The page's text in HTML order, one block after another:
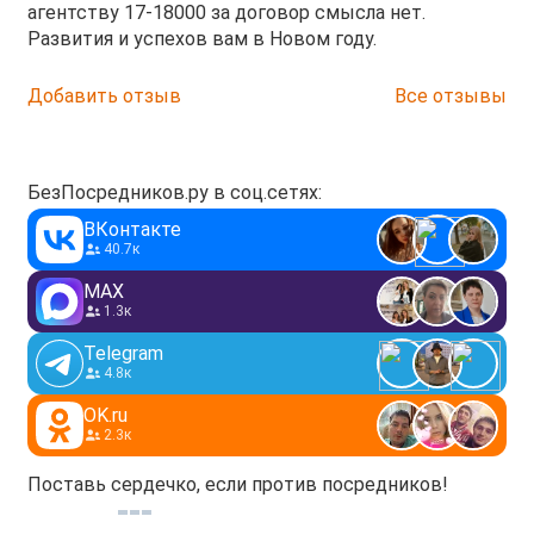
агентству 17-18000 за договор смысла нет.
Развития и успехов вам в Новом году.
Добавить отзыв Все отзывы
БезПосредников.ру в соц.сетях:
ВКонтакте
40.7к
MAX
1.3к
Telegram
4.8к
OK.ru
2.3к
Поставь сердечко, если против посредников!